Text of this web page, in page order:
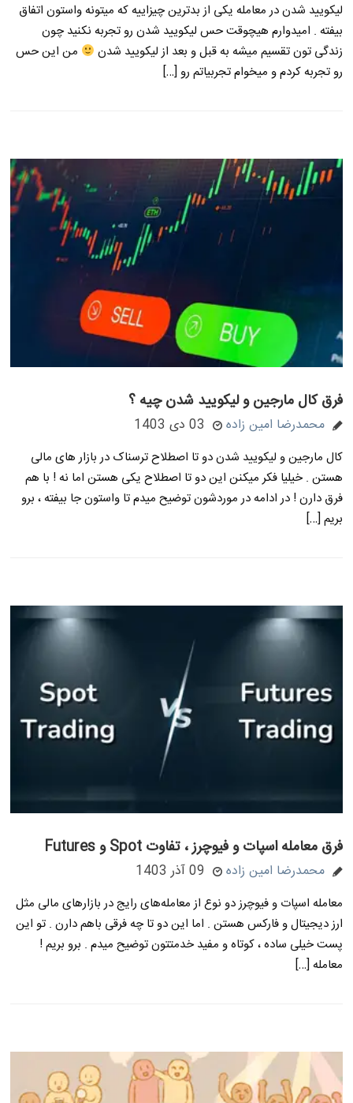
لیکویید شدن در معامله یکی از بدترین چیزاییه که میتونه واستون اتفاق
بیفته . امیدوارم هیچوقت حس لیکویید شدن رو تجربه نکنید چون
زندگی تون تقسیم میشه به قبل و بعد از لیکویید شدن
من این حس
رو تجربه کردم و میخوام تجربیاتم رو […]
فرق کال مارجین و لیکویید شدن چیه ؟
محمدرضا امین زاده 03 دی 1403
کال مارجین و لیکویید شدن دو تا اصطلاح ترسناک در بازار های مالی
هستن . خیلیا فکر میکنن این دو تا اصطلاح یکی هستن اما نه ! با هم
فرق دارن ! در ادامه در موردشون توضیح میدم تا واستون جا بیفته ، برو
بریم […]
فرق معامله اسپات و فیوچرز ، تفاوت Spot و Futures
محمدرضا امین زاده 09 آذر 1403
معامله اسپات و فیوچرز دو نوع از معامله‌های رایج در بازارهای مالی مثل
ارز دیجیتال و فارکس هستن . اما این دو تا چه فرقی باهم دارن . تو این
پست خیلی ساده ، کوتاه و مفید خدمتتون توضیح میدم . برو بریم !
معامله […]